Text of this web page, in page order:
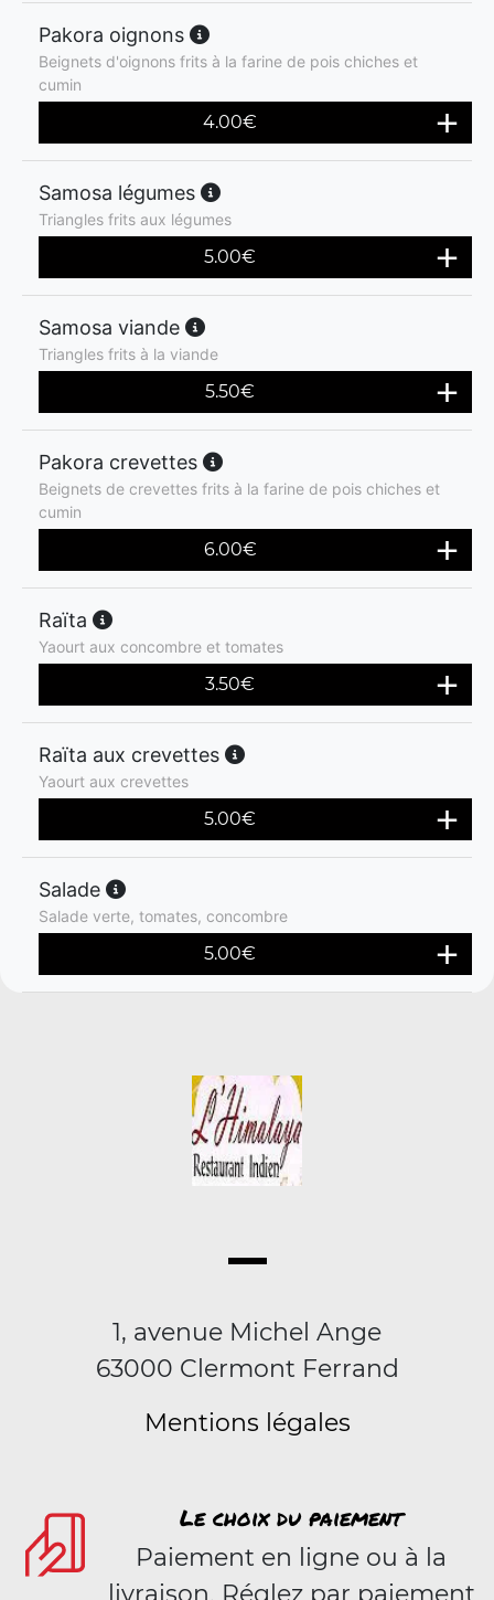
Pakora oignons
Beignets d'oignons frits à la farine de pois chiches et
cumin
4.00€
Samosa légumes
Triangles frits aux légumes
5.00€
Samosa viande
Triangles frits à la viande
5.50€
Pakora crevettes
Beignets de crevettes frits à la farine de pois chiches et
cumin
6.00€
Raïta
Yaourt aux concombre et tomates
3.50€
Raïta aux crevettes
Yaourt aux crevettes
5.00€
Salade
Salade verte, tomates, concombre
5.00€
1, avenue Michel Ange
63000 Clermont Ferrand
Mentions légales
Le choix du paiement
Paiement en ligne ou à la
livraison. Réglez par paiement